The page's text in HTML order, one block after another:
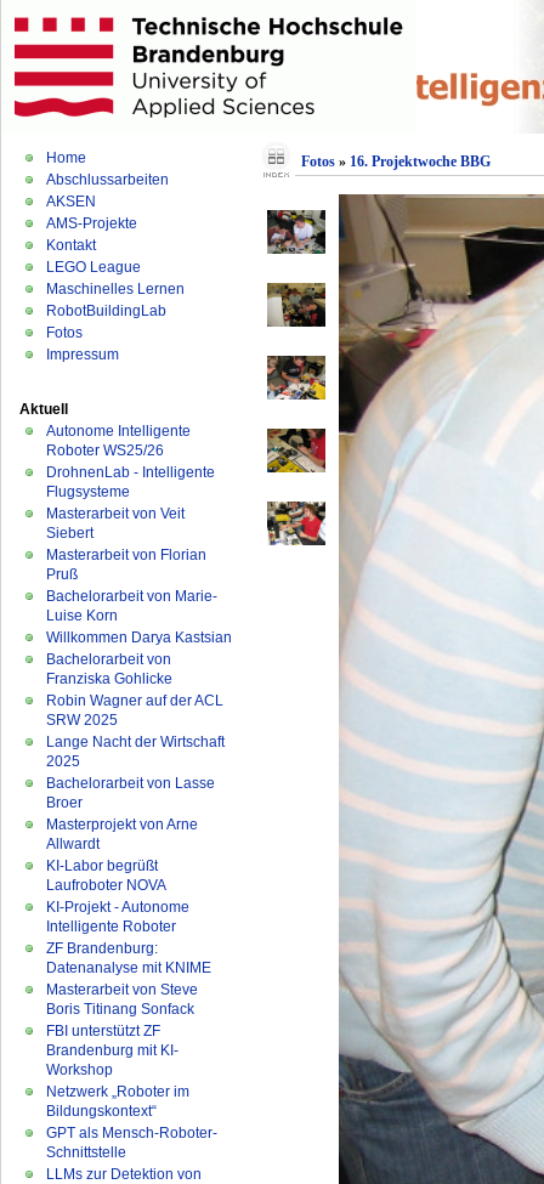
Home
Abschlussarbeiten
AKSEN
AMS-Projekte
Kontakt
LEGO League
Maschinelles Lernen
RobotBuildingLab
Fotos
Impressum
Aktuell
Autonome Intelligente
Roboter WS25/26
DrohnenLab - Intelligente
Flugsysteme
Masterarbeit von Veit
Siebert
Masterarbeit von Florian
Pruß
Bachelorarbeit von Marie-
Luise Korn
Willkommen Darya Kastsian
Bachelorarbeit von
Franziska Gohlicke
Robin Wagner auf der ACL
SRW 2025
Lange Nacht der Wirtschaft
2025
Bachelorarbeit von Lasse
Broer
Masterprojekt von Arne
Allwardt
KI-Labor begrüßt
Laufroboter NOVA
KI-Projekt - Autonome
Intelligente Roboter
ZF Brandenburg:
Datenanalyse mit KNIME
Masterarbeit von Steve
Boris Titinang Sonfack
FBI unterstützt ZF
Brandenburg mit KI-
Workshop
Netzwerk „Roboter im
Bildungskontext“
GPT als Mensch-Roboter-
Schnittstelle
LLMs zur Detektion von
Fotos» 16. Projektwoche BBG